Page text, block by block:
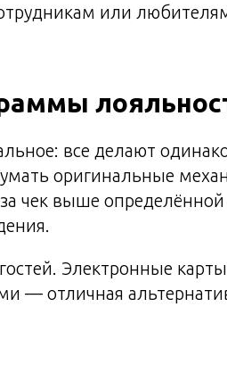
или
все делают
оригинальные
чек выше
Электронные
— отличная